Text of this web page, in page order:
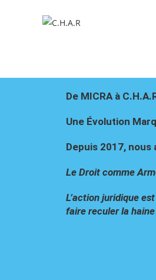
De MICRA à
​Une Évolution
Depuis 2017,
Le Droit comme
L’action juridique
faire reculer la